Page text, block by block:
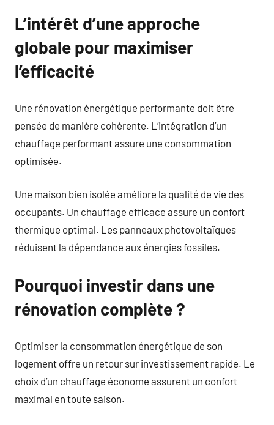
L’intérêt d’une approche
globale pour maximiser
l’efficacité
Une rénovation énergétique performante doit être
pensée de manière cohérente. L’intégration d’un
chauffage performant assure une consommation
optimisée.
Une maison bien isolée améliore la qualité de vie des
occupants. Un chauffage efficace assure un confort
thermique optimal. Les panneaux photovoltaïques
réduisent la dépendance aux énergies fossiles.
Pourquoi investir dans une
rénovation complète ?
Optimiser la consommation énergétique de son
logement offre un retour sur investissement rapide. Le
choix d’un chauffage économe assurent un confort
maximal en toute saison.